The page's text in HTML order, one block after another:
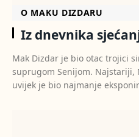
O MAKU DIZDARU
Iz dnevnika
Mak Dizdar je bio otac trojici
suprugom Senijom. Najstariji,
uvijek je bio najmanje